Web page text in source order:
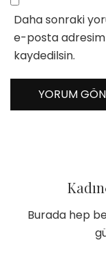
Daha sonraki
e-posta adresim
kaydedilsin.
Burada hep